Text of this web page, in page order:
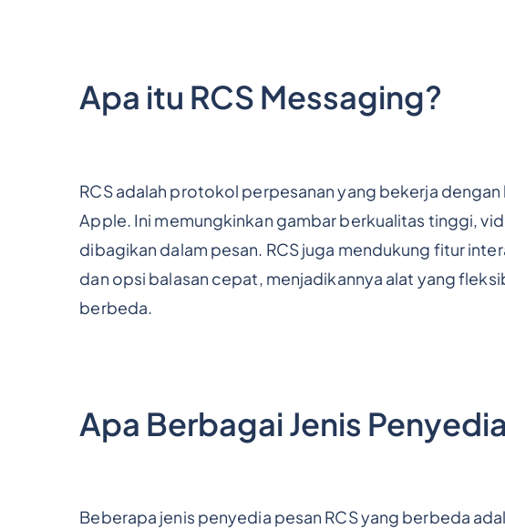
Apa itu RCS Messaging?
RCS adalah protokol perpesanan yang bekerja
Apple. Ini memungkinkan gambar berkualitas tinggi,
dibagikan dalam pesan. RCS juga mendukung fitur
dan opsi balasan cepat, menjadikannya alat yang
berbeda.
Apa Berbagai Jenis
Beberapa jenis penyedia pesan RCS yang berbeda